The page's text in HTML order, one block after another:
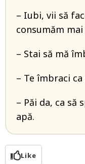
– Iubi, vii să
consumăm
– Stai să mă
– Te îmbraci ca
– Păi da, ca să
apă.
Like